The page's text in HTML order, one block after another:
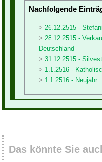
Nachfolgende
26.12.2515 -
28.12.2515 -
Deutschland
31.12.2515 -
1.1.2516 -
1.1.2516 - Neujahr
Das könnte Sie